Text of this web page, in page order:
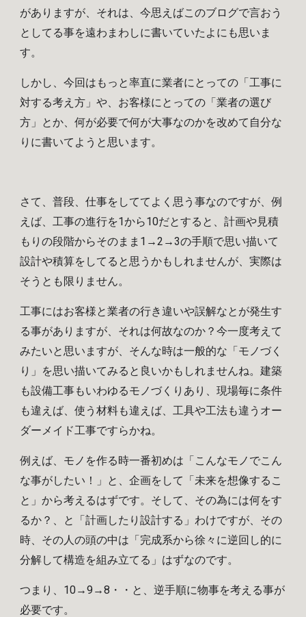
がありますが、それは、今思えばこのブログで言おう
としてる事を遠わまわしに書いていたよにも思いま
す。
しかし、今回はもっと率直に業者にとっての「工事に
対する考え方」や、お客様にとっての「業者の選び
方」とか、何が必要で何が大事なのかを改めて自分な
りに書いてようと思います。
さて、普段、仕事をしててよく思う事なのですが、例
えば、工事の進行を1から10だとすると、計画や見積
もりの段階からそのまま1→2→3の手順で思い描いて
設計や積算をしてると思うかもしれませんが、実際は
そうとも限りません。
工事にはお客様と業者の行き違いや誤解なとが発生す
る事がありますが、それは何故なのか？今一度考えて
みたいと思いますが、 そんな時は一般的な「モノづく
り」を思い描いてみると 良いかもしれませんね。建築
も設備工事もいわゆるモノづくりあり、現場毎に条件
も違えば、使う材料も違えば、工具や工法も違う オー
ダーメイド工事ですらかね。
例えば、モノを作る時一番初めは「こんなモノでこん
な事がしたい！」と、企画をして「未来を想像するこ
と」から考えるはずです。そして、その為には何をす
るか？、と「計画したり設計する」わけですが、その
時、その人の頭の中は「完成系から徐々に逆回し的に
分解して構造を組み立てる」はずなのです。
つまり、10→9→8・・と、逆手順に物事を考える事が
必要です。